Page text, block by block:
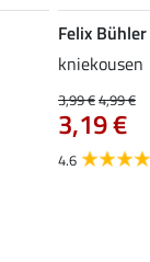
Felix Bühler
kniekousen
3,99 €4,99 €
3,19 €
4.6